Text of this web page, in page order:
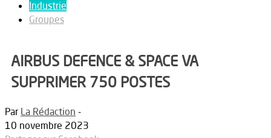
Industrie
Groupes
AIRBUS DEFENCE & SPACE VA
SUPPRIMER 750 POSTES
Par La Rédaction -
10 novembre 2023